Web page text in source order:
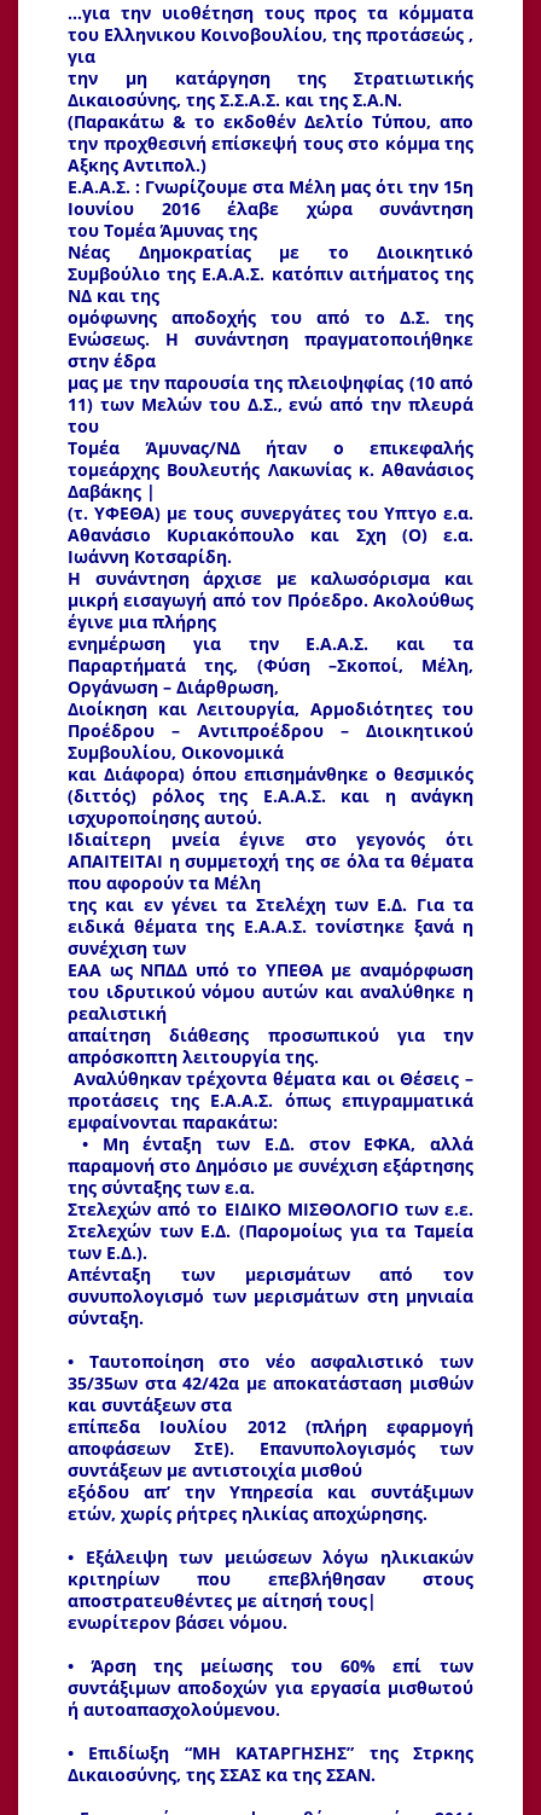
…για την υιοθέτηση τους προς τα κόμματα
του Ελληνικου Κοινοβουλίου, της προτάσεώς ,
για
την μη κατάργηση της Στρατιωτικής
Δικαιοσύνης, της Σ.Σ.Α.Σ. και της Σ.Α.Ν.
(Παρακάτω & το εκδοθέν Δελτίο Τύπου, απο
την προχθεσινή επίσκεψή τους στο κόμμα της
Αξκης Αντιπολ.)
Ε.Α.Α.Σ. : Γνωρίζουμε στα Μέλη μας ότι την 15η
Ιουνίου 2016 έλαβε χώρα συνάντηση
του Τομέα Άμυνας της
Νέας Δημοκρατίας με το Διοικητικό
Συμβούλιο της Ε.Α.Α.Σ. κατόπιν αιτήματος της
ΝΔ και της
ομόφωνης αποδοχής του από το Δ.Σ. της
Ενώσεως. Η συνάντηση πραγματοποιήθηκε
στην έδρα
μας με την παρουσία της πλειοψηφίας (10 από
11) των Μελών του Δ.Σ., ενώ από την πλευρά
του
Τομέα Άμυνας/ΝΔ ήταν ο επικεφαλής
τομεάρχης Βουλευτής Λακωνίας κ. Αθανάσιος
Δαβάκης |
(τ. ΥΦΕΘΑ) με τους συνεργάτες του Υπτγο ε.α.
Αθανάσιο Κυριακόπουλο και Σχη (Ο) ε.α.
Ιωάννη Κοτσαρίδη.
Η συνάντηση άρχισε με καλωσόρισμα και
μικρή εισαγωγή από τον Πρόεδρο. Ακολούθως
έγινε μια πλήρης
ενημέρωση για την Ε.Α.Α.Σ. και τα
Παραρτήματά της, (Φύση –Σκοποί, Μέλη,
Οργάνωση – Διάρθρωση,
Διοίκηση και Λειτουργία, Αρμοδιότητες του
Προέδρου – Αντιπροέδρου – Διοικητικού
Συμβουλίου, Οικονομικά
και Διάφορα) όπου επισημάνθηκε ο θεσμικός
(διττός) ρόλος της Ε.Α.Α.Σ. και η ανάγκη
ισχυροποίησης αυτού.
Ιδιαίτερη μνεία έγινε στο γεγονός ότι
ΑΠΑΙΤΕΙΤΑΙ η συμμετοχή της σε όλα τα θέματα
που αφορούν τα Μέλη
της και εν γένει τα Στελέχη των Ε.Δ. Για τα
ειδικά θέματα της Ε.Α.Α.Σ. τονίστηκε ξανά η
συνέχιση των
ΕΑΑ ως ΝΠΔΔ υπό το ΥΠΕΘΑ με αναμόρφωση
του ιδρυτικού νόμου αυτών και αναλύθηκε η
ρεαλιστική
απαίτηση διάθεσης προσωπικού για την
απρόσκοπτη λειτουργία της.
Αναλύθηκαν τρέχοντα θέματα και οι Θέσεις –
προτάσεις της Ε.Α.Α.Σ. όπως επιγραμματικά
εμφαίνονται παρακάτω:
• Μη ένταξη των Ε.Δ. στον ΕΦΚΑ, αλλά
παραμονή στο Δημόσιο με συνέχιση εξάρτησης
της σύνταξης των ε.α.
Στελεχών από το ΕΙΔΙΚΟ ΜΙΣΘΟΛΟΓΙΟ των ε.ε.
Στελεχών των Ε.Δ. (Παρομοίως για τα Ταμεία
των Ε.Δ.).
Απένταξη των μερισμάτων από τον
συνυπολογισμό των μερισμάτων στη μηνιαία
σύνταξη.
• Ταυτοποίηση στο νέο ασφαλιστικό των
35/35ων στα 42/42α με αποκατάσταση μισθών
και συντάξεων στα
επίπεδα Ιουλίου 2012 (πλήρη εφαρμογή
αποφάσεων ΣτΕ). Επανυπολογισμός των
συντάξεων με αντιστοιχία μισθού
εξόδου απ’ την Υπηρεσία και συντάξιμων
ετών, χωρίς ρήτρες ηλικίας αποχώρησης.
• Εξάλειψη των μειώσεων λόγω ηλικιακών
κριτηρίων που επεβλήθησαν στους
αποστρατευθέντες με αίτησή τους|
ενωρίτερον βάσει νόμου.
• Άρση της μείωσης του 60% επί των
συντάξιμων αποδοχών για εργασία μισθωτού
ή αυτοαπασχολούμενου.
• Επιδίωξη “ΜΗ ΚΑΤΑΡΓΗΣΗΣ” της Στρκης
Δικαιοσύνης, της ΣΣΑΣ κα της ΣΣΑΝ.